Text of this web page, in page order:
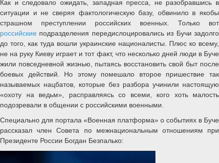
Как и следовало ожидать, западная пресса, не разобравшись в
ситуации и не сверяя фактологическую базу, обвинило в якобы
страшном преступлении российских военных. Только вот
российские подразделения передислоцировались из Бучи задолго
до того, как туда вошли украинские националисты. Плюс ко всему,
не на руку Киеву играет и тот факт, что несколько дней люди в Буче
жили повседневной жизнью, пытаясь восстановить свой быт после
боевых действий. Но этому помешало второе пришествие так
называемых нацбатов, которые без разбора учинили настоящую
«охоту на ведьм», расправляясь со всеми, кого хоть малость
подозревали в общении с российскими военными.
Специально для портала «Военная платформа» о событиях в Буче
рассказал член Совета по межнациональным отношениям при
Президенте России Богдан Безпалько: